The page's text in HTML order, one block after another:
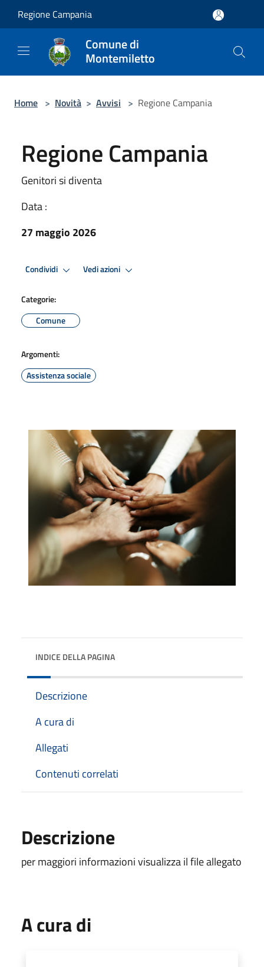
Regione Campania
Comune di
Montemiletto
Home > Novità > Avvisi > Regione Campania
Regione Campania
Genitori si diventa
Data :
27 maggio 2026
Condividi Vedi azioni
Categorie:
Comune
Argomenti:
Assistenza sociale
INDICE DELLA PAGINA
Descrizione
A cura di
Allegati
Contenuti correlati
Descrizione
per maggiori informazioni visualizza il file allegato
A cura di